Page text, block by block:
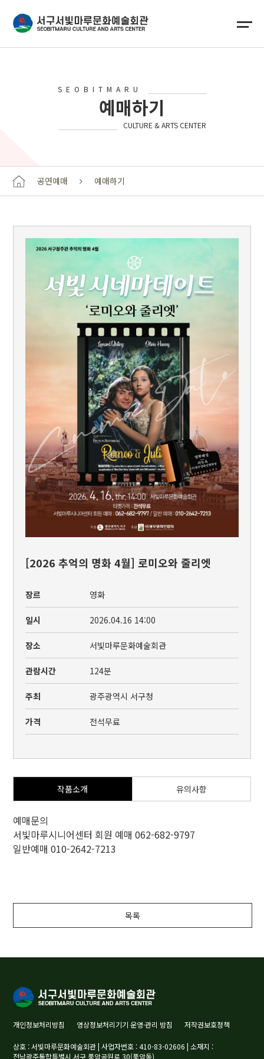
SEOBITMARU
예매하기
CULTURE & ARTS CENTER
공연예매 예매하기
[2026 추억의 명화 4월] 로미오와 줄리엣
장르 영화
일시 2026.04.16 14:00
장소 서빛마루문화예술회관
관람시간 124분
주최 광주광역시 서구청
가격 전석무료
작품소개 유의사항
예매문의
서빛마루시니어센터 회원 예매 062-682-9797
일반예매 010-2642-7213
목록
개인정보처리방침 영상정보처리기기 운영·관리 방침 저작권보호정책
상호 : 서빛마루문화예술회관 | 사업자번호 : 410-83-02606 | 소재지 :
전남광주통합특별시 서구 풍암공원로 30(풍암동)